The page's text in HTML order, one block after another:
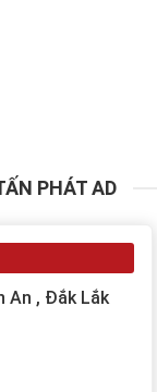
PHÁT AD
An , Đắk Lắk